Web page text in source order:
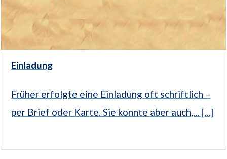
Einladung
Früher erfolgte eine Einladung oft schriftlich –
per Brief oder Karte. Sie konnte aber auch,... [...]